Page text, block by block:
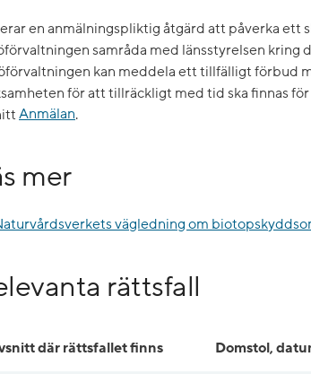
en anmälningspliktig åtgärd att påverka ett
samråda med länsstyrelsen kring
kan meddela ett tillfälligt förbud
för att tillräckligt med tid ska finnas
Anmälan.
mer
vägledning om
rättsfall
där rättsfallet finns Domstol,